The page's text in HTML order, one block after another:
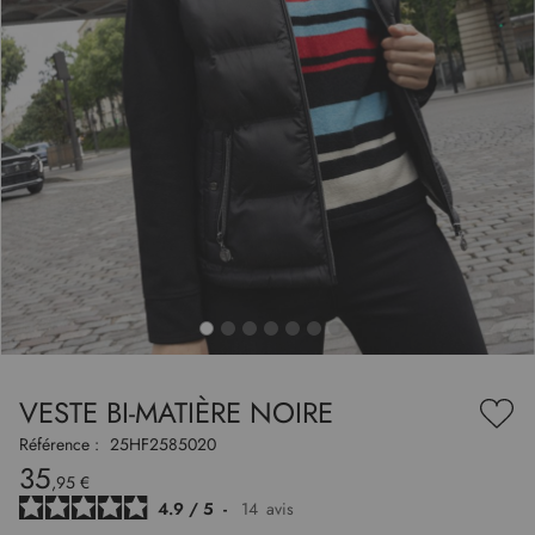
VESTE BI-MATIÈRE NOIRE
à
Référence : 25HF2585020
35,95 €
4.9 / 5 - 14 avis